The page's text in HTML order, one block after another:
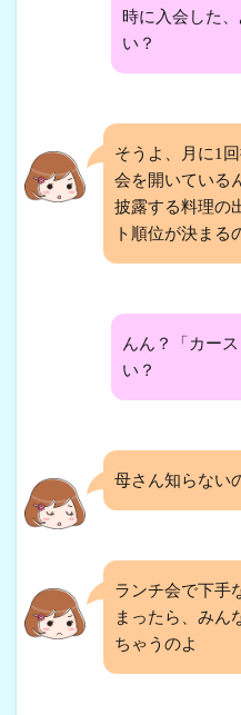
時に入会した
い？
そうよ、月に1
会を開いている
披露する料理の
ト順位が決まる
んん？「カー
い？
母さん知らない
ランチ会で下手
まったら、みん
ちゃうのよ